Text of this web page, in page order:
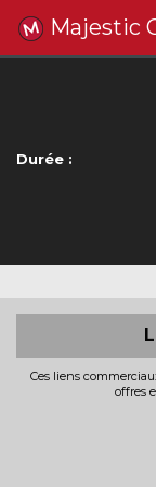
Majestic
Durée :
Ces liens
offres